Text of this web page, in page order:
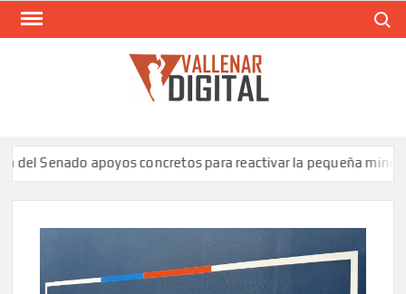
Saltar
apoyos concretos para reactivar la pequeña minería de